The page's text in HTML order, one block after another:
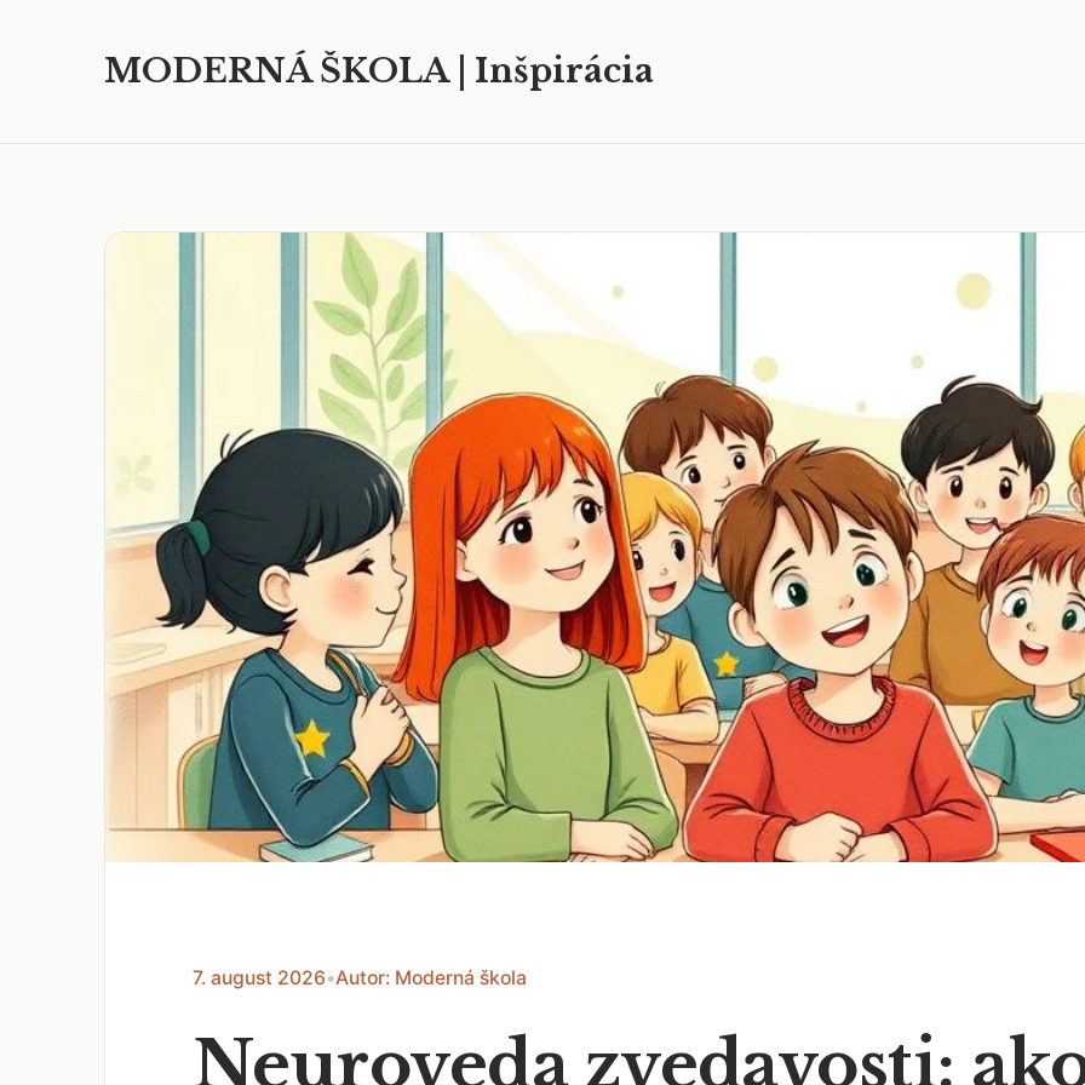
MODERNÁ ŠKOLA | Inšpirácia
7. august 2026•Autor: Moderná škola
Neuroveda zvedavosti: